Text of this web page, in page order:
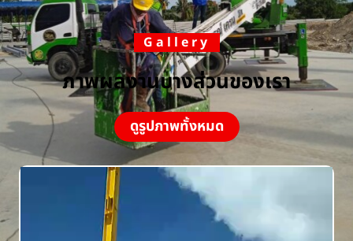
Gallery
ภาพผลงานบางส่วนของเรา
ดูรูปภาพทั้งหมด